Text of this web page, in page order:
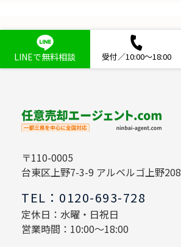
LINEで無料相談 受付／10:00～18:00
〒110-0005
台東区上野7-3-9 アルベルゴ上野208
TEL：0120-693-728
定休日：水曜・日祝日
営業時間：10:00～18:00